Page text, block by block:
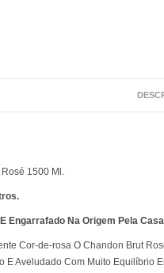
1500 Ml.
Engarrafado Na Origem Pela
Cor-de-rosa O Chandon Brut
E Aveludado Com Muito Equilíbrio